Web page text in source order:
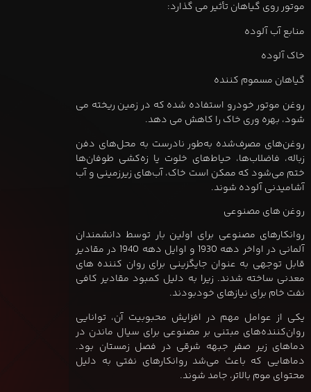
موتور روی گیاهان تأثیر می گذارد:
منابع آب آلوده
خاک آلوده
گیاهان مسموم کننده
روغن موتور خودرو استفاده شده که در زمین ریخته می
شود، بهره وری خاک را کاهش می دهد.
روغن‌های مصرف‌شده به‌طور نادرست به محل‌های دفن
زباله، فاضلاب‌ها، حیاط‌های خلوت یا زه‌کشی طوفان‌ها
ختم می‌شود که ممکن است خاک، آب‌های زیرزمینی و آب
آشامیدنی آلوده شوند.
روغن های مصنوعی
روانکارهای مصنوعی برای اولین بار توسط دانشمندان
آلمانی در اواخر دهه 1930 و اوایل دهه 1940 در مقادیر
قابل توجهی به عنوان جایگزینی برای روان کننده های
معدنی ساخته شدند. زیرا به دلیل کمبود مقادیر کافی
نفت خام برای نیازهای خودبودند.
یکی از عوامل مهم در افزایش محبوبیت آن، توانایی
روان‌کننده‌های مبتنی بر مصنوعی برای سیال ماندن در
دماهای زیر صفر جبهه شرقی در فصل زمستان بود.
دماهایی که باعث می‌شد روانکارهای نفتی به دلیل
محتوای موم بالاتر، جامد شوند.